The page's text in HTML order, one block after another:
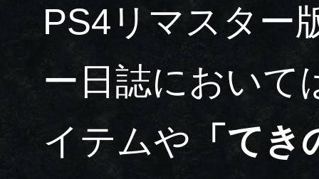
PS4リマスター
ー日誌において
イテムや 「て